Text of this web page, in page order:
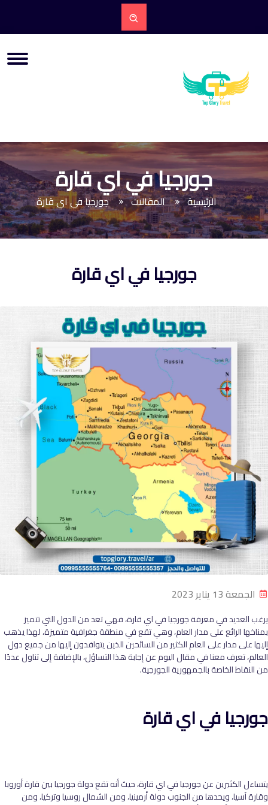
جورجيا في اي قارة
الرئيسية المقالات جورجيا في اي قارة
جورجيا في اي قارة
الجمعة 13 يناير 2023
يرغب العديد في معرفة جورجيا في اي قارة، فهي تعد من الدول التي تتميز
بمناخها الرائع على مدار العام، وهي تقع في منطقة جغرافية متميزة، لهذا يذهب
إليها على مدار على العام الكثير من السائحين الذين يتوافدون إليها من جميع دول
العالم، تعرف معنا في مقال اليوم عن إجابة هذا التساؤل، بالإضافة إلى تناول عددًا
من النقاط الخاصة بالجمهورية الجورجية.
جورجيا في اي قارة
يتساءل الكثيرين عن جورجيا في اي قارة، حيث أنه تقع دولة جورجيا بين قارة أوروبا
وقارة آسيا، ويحدها من الجنوب دولة أرمينيا، ومن الشمال روسيا وتركيا، ومن